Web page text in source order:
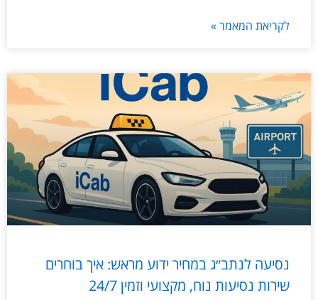
לקריאת המאמר »
נסיעה לנתב״ג במחיר ידוע מראש: איך בוחרים
שירות נסיעות נוח, מקצועי וזמין 24/7